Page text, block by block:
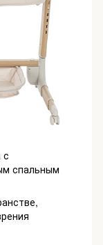
с
спальным